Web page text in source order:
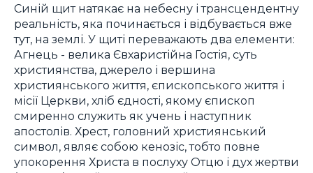
Синій щит натякає на небесну і трансцендентну
реальність, яка починається і відбувається вже
тут, на землі. У щиті переважають два елементи:
Агнець - велика Євхаристійна Гостія, суть
християнства, джерело і вершина
християнського життя, єпископського життя і
місії Церкви, хліб єдності, якому єпископ
смиренно служить як учень і наступник
апостолів. Хрест, головний християнський
символ, являє собою кенозіс, тобто повне
упокорення Христа в послуху Отцю і дух жертви